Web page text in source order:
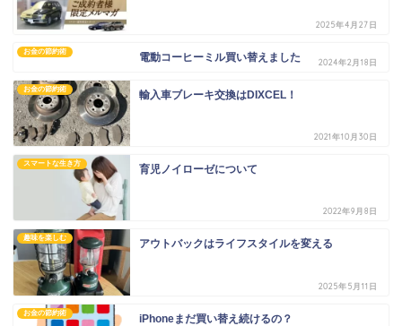
2025年4月27日
お金の節約術 電動コーヒーミル買い替えました 2024年2月18日
お金の節約術 輸入車ブレーキ交換はDIXCEL！
2021年10月30日
スマートな生き方 育児ノイローゼについて
2022年9月8日
趣味を楽しむ アウトバックはライフスタイルを変える
2025年5月11日
お金の節約術 iPhoneまだ買い替え続けるの？